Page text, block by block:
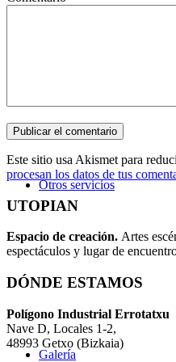
Otros servicios
Galería
Este sitio usa Akismet para
procesan los datos de tus
UTOPIAN
Espacio de creación. Artes
espectáculos y lugar de
DÓNDE ESTAMOS
Polígono Industrial Errotatxu
Nave D, Locales 1-2,
48993 Getxo (Bizkaia)